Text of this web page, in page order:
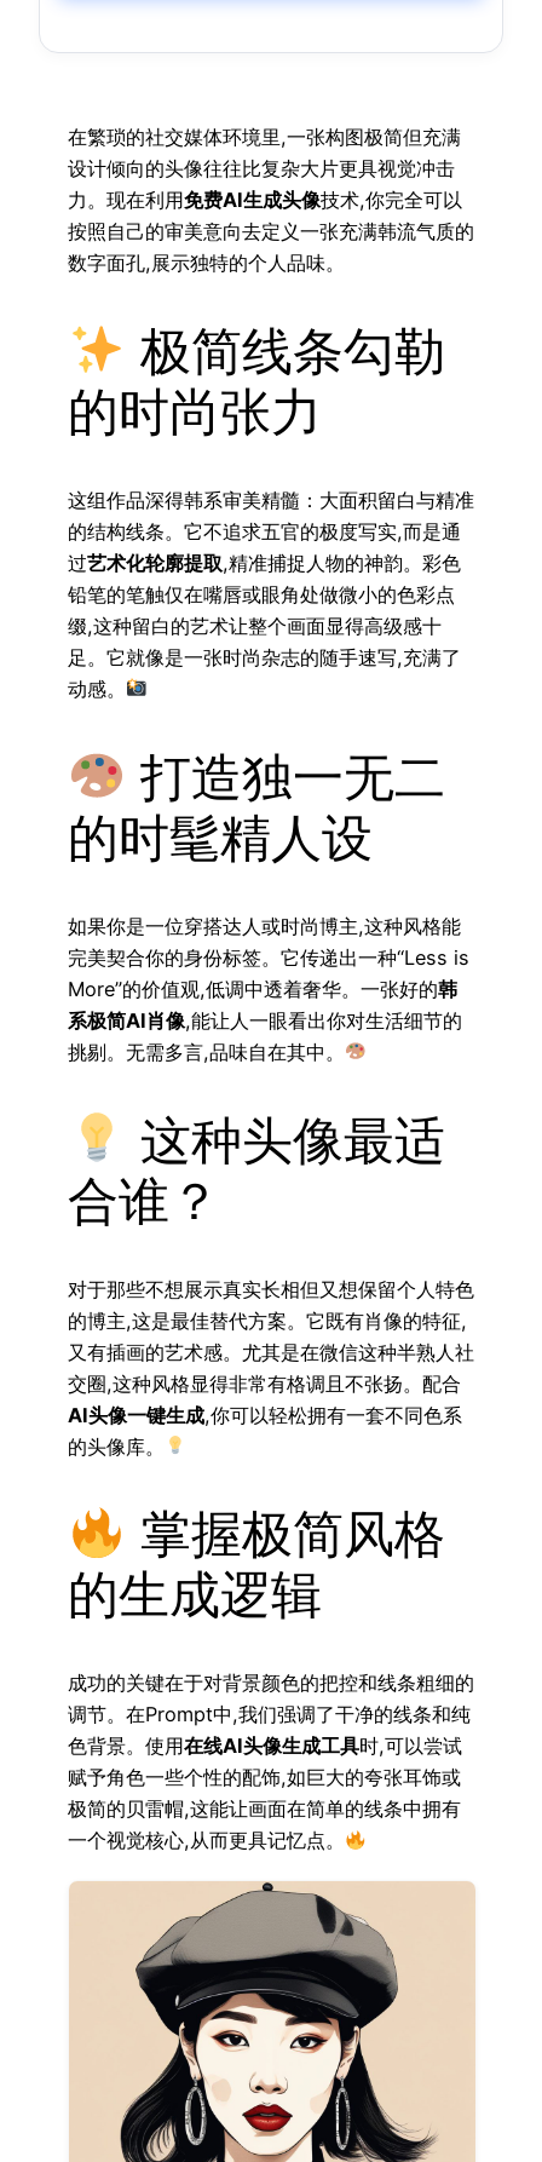
在繁琐的社交媒体环境里,一张构图极简但充满
设计倾向的头像往往比复杂大片更具视觉冲击
力。现在利用免费AI生成头像技术,你完全可以
按照自己的审美意向去定义一张充满韩流气质的
数字面孔,展示独特的个人品味。
极简线条勾勒
的时尚张力
这组作品深得韩系审美精髓：大面积留白与精准
的结构线条。它不追求五官的极度写实,而是通
过艺术化轮廓提取,精准捕捉人物的神韵。彩色
铅笔的笔触仅在嘴唇或眼角处做微小的色彩点
缀,这种留白的艺术让整个画面显得高级感十
足。它就像是一张时尚杂志的随手速写,充满了
动感。
打造独一无二
的时髦精人设
如果你是一位穿搭达人或时尚博主,这种风格能
完美契合你的身份标签。它传递出一种“Less is
More”的价值观,低调中透着奢华。一张好的韩
系极简AI肖像,能让人一眼看出你对生活细节的
挑剔。无需多言,品味自在其中。
这种头像最适
合谁？
对于那些不想展示真实长相但又想保留个人特色
的博主,这是最佳替代方案。它既有肖像的特征,
又有插画的艺术感。尤其是在微信这种半熟人社
交圈,这种风格显得非常有格调且不张扬。配合
AI头像一键生成,你可以轻松拥有一套不同色系
的头像库。
掌握极简风格
的生成逻辑
成功的关键在于对背景颜色的把控和线条粗细的
调节。在Prompt中,我们强调了干净的线条和纯
色背景。使用在线AI头像生成工具时,可以尝试
赋予角色一些个性的配饰,如巨大的夸张耳饰或
极简的贝雷帽,这能让画面在简单的线条中拥有
一个视觉核心,从而更具记忆点。